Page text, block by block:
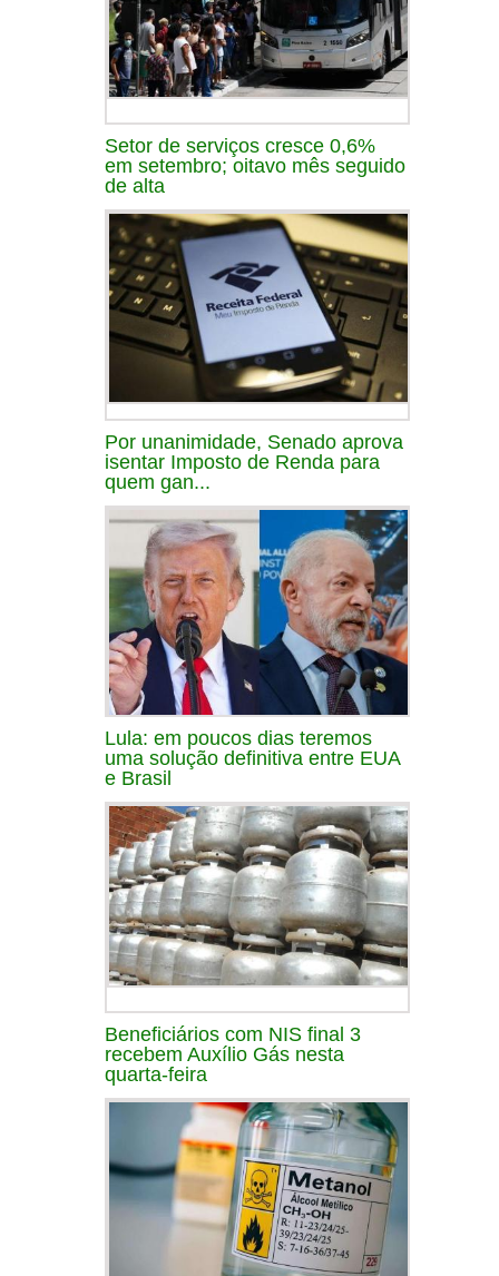
Setor de serviços cresce 0,6%
em setembro; oitavo mês seguido
de alta
Por unanimidade, Senado aprova
isentar Imposto de Renda para
quem gan...
Lula: em poucos dias teremos
uma solução definitiva entre EUA
e Brasil
Beneficiários com NIS final 3
recebem Auxílio Gás nesta
quarta-feira